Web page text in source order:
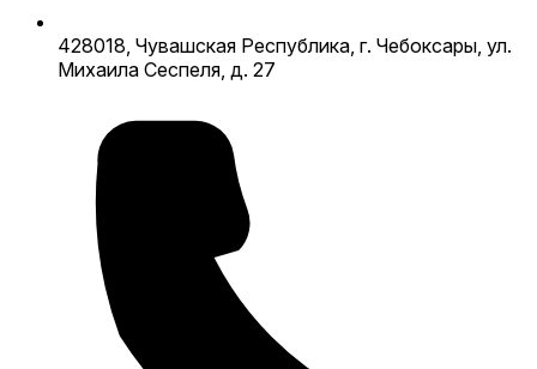
428018, Чувашская Республика, г. Чебоксары, ул.
Михаила Сеспеля, д. 27